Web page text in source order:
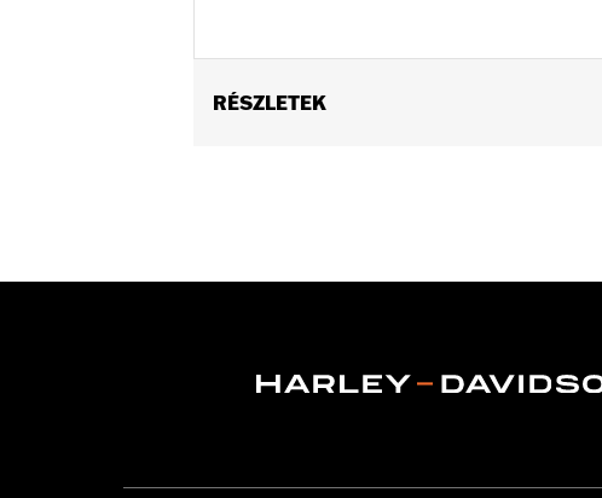
RÉSZLETEK